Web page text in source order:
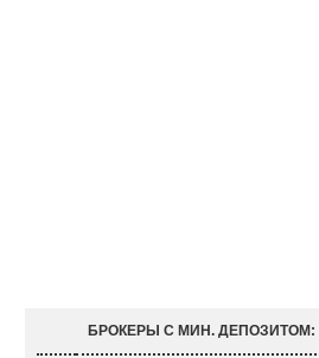
БРОКЕРЫ С МИН. ДЕПОЗИТОМ: